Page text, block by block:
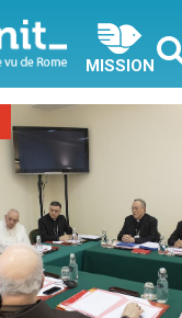
MISSION